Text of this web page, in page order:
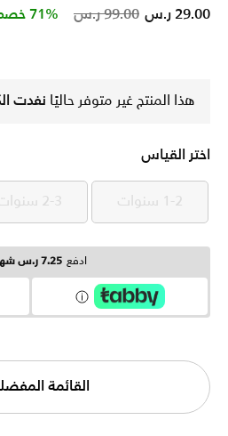
Price reduced from
99.00 ر.س to 29.00 ر.س 71% خصم
هذا المنتج غير متوفر حاليًا نفدت
اختر القياس
1-2 سنوات 1-2 سنوات 2-3 سنوات 2-3 سنوات
ادفع 7.25 ر.س شهرياً
القائمة